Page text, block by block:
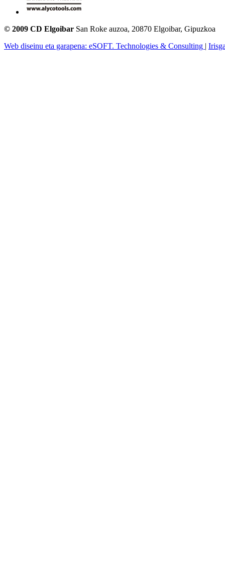
© 2009 CD Elgoibar San Roke auzoa, 20870 Elgoibar, Gipuzkoa
Web diseinu eta garapena: eSOFT. Technologies & Consulting |